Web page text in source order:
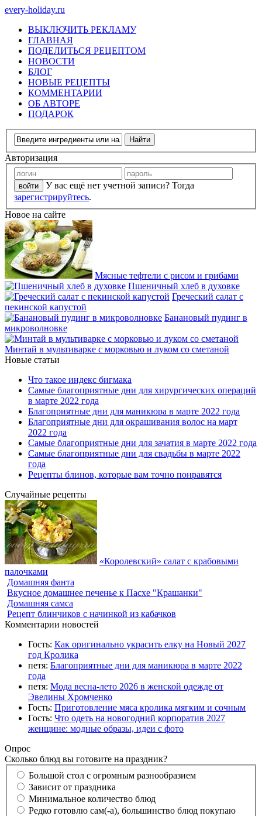
every-holiday.ru
ВЫКЛЮЧИТЬ РЕКЛАМУ
ГЛАВНАЯ
ПОДЕЛИТЬСЯ РЕЦЕПТОМ
НОВОСТИ
БЛОГ
НОВЫЕ РЕЦЕПТЫ
КОММЕНТАРИИ
ОБ АВТОРЕ
ПОДАРОК
Авторизация
У вас ещё нет учетной записи? Тогда
зарегистрируйтесь.
Новое на сайте
Мясные тефтели с рисом и грибами
Пшеничный хлеб в духовке
Греческий салат с
пекинской капустой
Банановый пудинг в
микроволновке
Минтай в мультиварке с морковью и луком со сметаной
Новые статьи
Что такое индекс бигмака
Самые благоприятные дни для хирургических операций
в марте 2022 года
Благоприятные дни для маникюра в марте 2022 года
Благоприятные дни для окрашивания волос на март
2022 года
Самые благоприятные дни для зачатия в марте 2022 года
Самые благоприятные дни для свадьбы в марте 2022
года
Рецепты блинов, которые вам точно понравятся
Случайные рецепты
«Королевский» салат с крабовыми
палочками
Домашняя фанта
Вкусное домашнее печенье к Пасхе "Крашанки"
Домашняя самса
Рецепт блинчиков с начинкой из кабачков
Комментарии новостей
Гость: Как оригинально украсить елку на Новый 2027
год Кролика
петя: Благоприятные дни для маникюра в марте 2022
года
петя: Мода весна-лето 2026 в женской одежде от
Эвелины Хромченко
Гость: Приготовление мяса кролика мягким и сочным
Гость: Что одеть на новогодний корпоратив 2027
женщине: модные образы, идеи с фото
Опрос
Сколько блюд вы готовите на праздник?
Большой стол с огромным разнообразием
Зависит от праздника
Минимальное количество блюд
Редко готовлю сам(-а), большинство блюд покупаю